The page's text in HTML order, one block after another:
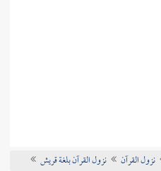
نزول القرآن نزول القرآن بلغة قريش